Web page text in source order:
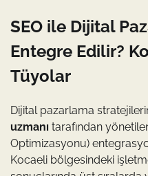
SEO ile Dijital
Entegre Edilir?
Tüyolar
Dijital pazarlama
uzmanı tarafından
Optimizasyonu)
Kocaeli bölgesindeki